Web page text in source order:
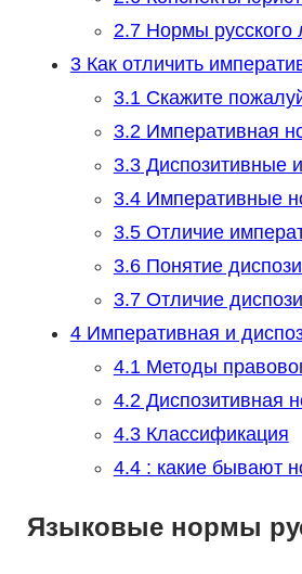
2.7Нормы русского
3Как отличить
3.1Скажите
3.2Императивная
3.3Диспозитивные
3.4Императивные
3.5Отличие
3.6Понятие
3.7Отличие
4Императивная и
4.1Методы
4.2Диспозитивная
4.3Классификация
4.4: какие бывают
Языковые нормы